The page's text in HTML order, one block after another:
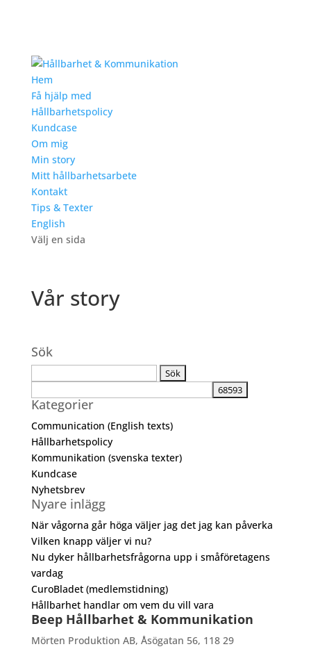
Hem
Få hjälp med
Hållbarhetspolicy
Kundcase
Om mig
Min story
Mitt hållbarhetsarbete
Kontakt
Tips & Texter
English
Välj en sida
Vår story
Sök
Kategorier
Communication (English texts)
Hållbarhetspolicy
Kommunikation (svenska texter)
Kundcase
Nyhetsbrev
Nyare inlägg
När vågorna går höga väljer jag det jag kan påverka
Vilken knapp väljer vi nu?
Nu dyker hållbarhetsfrågorna upp i småföretagens
vardag
CuroBladet (medlemstidning)
Hållbarhet handlar om vem du vill vara
Beep Hållbarhet & Kommunikation
Mörten Produktion AB, Åsögatan 56, 118 29